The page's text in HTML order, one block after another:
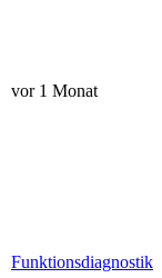
vor 1 Monat
Funktionsdiagnostik